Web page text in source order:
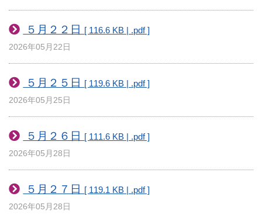
５月２２日 [ 116.6 KB | .pdf ]
2026年05月22日
５月２５日 [ 119.6 KB | .pdf ]
2026年05月25日
５月２６日 [ 111.6 KB | .pdf ]
2026年05月28日
５月２７日 [ 119.1 KB | .pdf ]
2026年05月28日